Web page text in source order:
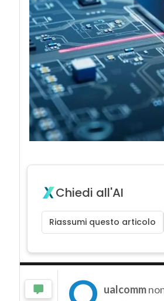
Chiedi all'AI
Riassumi questo articolo
ualcomm